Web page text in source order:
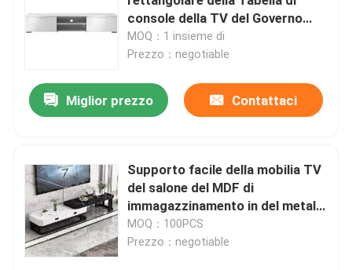
Giro della fabbrica
Contattici
Richieda una citazione
console della TV del Governo
bianco lucido della Tabella TV
MOQ：1 insieme di
Prezzo：negotiable
Miglior prezzo Contattaci
Supporto facile della mobilia TV
del salone del MDF di
immagazzinamento in del metallo
il Governo inodoro della
struttura TV
MOQ：100PCS
Prezzo：negotiable